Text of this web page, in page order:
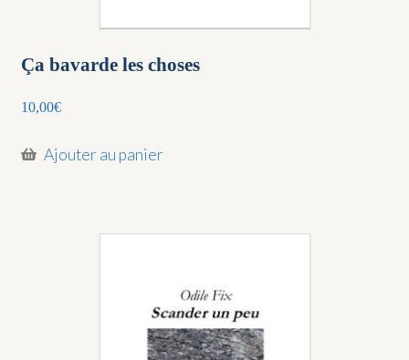
Ça bavarde les choses
10,00€
Ajouter au panier